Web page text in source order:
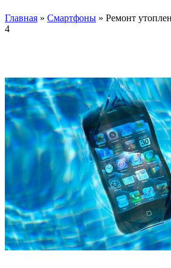
Главная » Смартфоны » Ремонт
4